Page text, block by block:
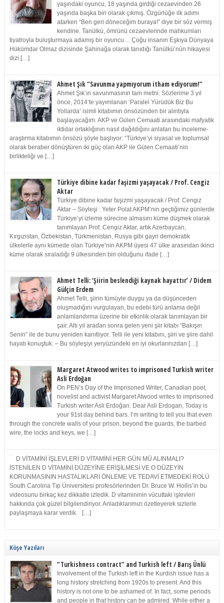
yaşındaki oyuncu, 18 yaşında girdiği cezaevinden 26
yaşında başka biri olarak çıkmış. Özgürlüğe ilk adımı
atarken “Ben geri döneceğim buraya!” diye bir söz vermiş
kendine. Tanülkü, ömrünü cezaevlerinde mahkumları
tiyatroyla buluşturmaya adamış bir oyuncu… Çoğu insanın Eşkıya Dünyaya
Hükümdar Olmaz dizisinde Şahinağa olarak tanıdığı Tanülkü’nün hikayesi
dizi […]
Ahmet Şık “Savunma yapmıyorum itham ediyorum!”
Ahmet Şık’ın savunmasının tam metni: Sözlerime 3 yıl
önce, 2014’te yayımlanan ‘Paralel Yürüdük Biz Bu
Yollarda’ isimli kitabımın önsözünden bir alıntıyla
başlayacağım. AKP ve Gülen Cemaati arasındaki mafyatik
iktidar ortaklığının nasıl dağıldığını anlatan bu inceleme-
araştırma kitabımın önsözü şöyle başlıyor: “Türkiye’yi siyasal ve toplumsal
olarak beraber dönüştüren iki güç olan AKP ile Gülen Cemaati’nin
birlikteliği ve […]
Türkiye dibine kadar faşizmi yaşayacak / Prof. Cengiz
Aktar
Türkiye dibine kadar faşizmi yaşayacak / Prof. Cengiz
Aktar – Söyleşi : Yeter Polat AKPM’nin geçtiğimiz günlerde
Türkiye’yi izleme sürecine almasını küme düşmek olarak
tanımlayan Prof. Cengiz Aktar, artık Azerbaycan,
Kırgızistan, Özbekistan, Türkmenistan, Rusya gibi gayri demokratik
ülkelerle aynı kümede olan Türkiye’nin AKPM üyesi 47 ülke arasından ikinci
küme olarak sıraladığı 9 ülkesinden biri olduğunu ifade […]
Ahmet Telli: ‘Şiirin beslendiği kaynak hayattır’ / Didem
Gülçin Erdem
Ahmet Telli, şiirin tümüyle duygu ya da düşünceden
oluşmadığını vurgulayan, bu edebi türü anlama değil
anlamlandırma üzerine bir etkinlik olarak tanımlayan bir
şair. Altı yıl aradan sonra gelen yeni şiir kitabı “Bakışın
Senin” ile de bunu yeniden kanıtlıyor. Telli ile yeni kitabını, şiiri ve şiire dahil
hayatı konuştuk. – Bu söyleşiyi yeryüzündeki en iyi okurlarınızdan […]
Margaret Atwood writes to imprisoned Turkish writer
Asli Erdoğan
On PEN’s Day of the Imprisoned Writer, Canadian poet,
novelist and activist Margaret Atwood writes to imprisoned
Turkish writer Asli Erdoğan. Dear Asli Erdogan, Today is
your 91st day behind bars. I’m writing to tell you that even
through the concrete walls of your prison, beyond the guards, the barbed
wire, the locks and keys, we […]
D VİTAMİNİ İŞLEVLERİ D VİTAMİNİ HER GÜN MÜ ALINMALI?
İSTENİLEN D VİTAMİNİ DÜZEYİNE ERİŞİLMESİ VE O DÜZEYİN
KORUNMASININ HASTALIKLARI ÖNLEME VE TEDAVİ ETMEDEKİ ROLÜ
South Carolina Tıp Üniversitesi profesörlerinden Dr. Bruce W. Hollis’in bu
videosunu birkaç kez dikkatle izledik. D vitamininin vücuttaki işlevleri
hakkında çok güzel bilgilendiriyor. Anladıklarımızı özetleyerek sizlerle
paylaşmaya karar verdik. […]
Köşe Yazıları
“Turkishness contract” and Turkish left / Barış Ünlü
Involvement of the Turkish left in the Kurdish issue has a
long history stretching from 1920s to present. And this
history is not one to be ashamed of. In fact, some periods
and people in that history can be admired. While either a